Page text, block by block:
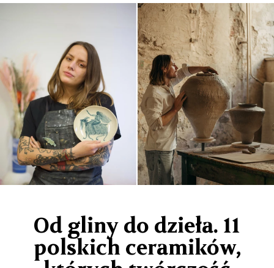
Od gliny do dzieła. 11
polskich ceramików,